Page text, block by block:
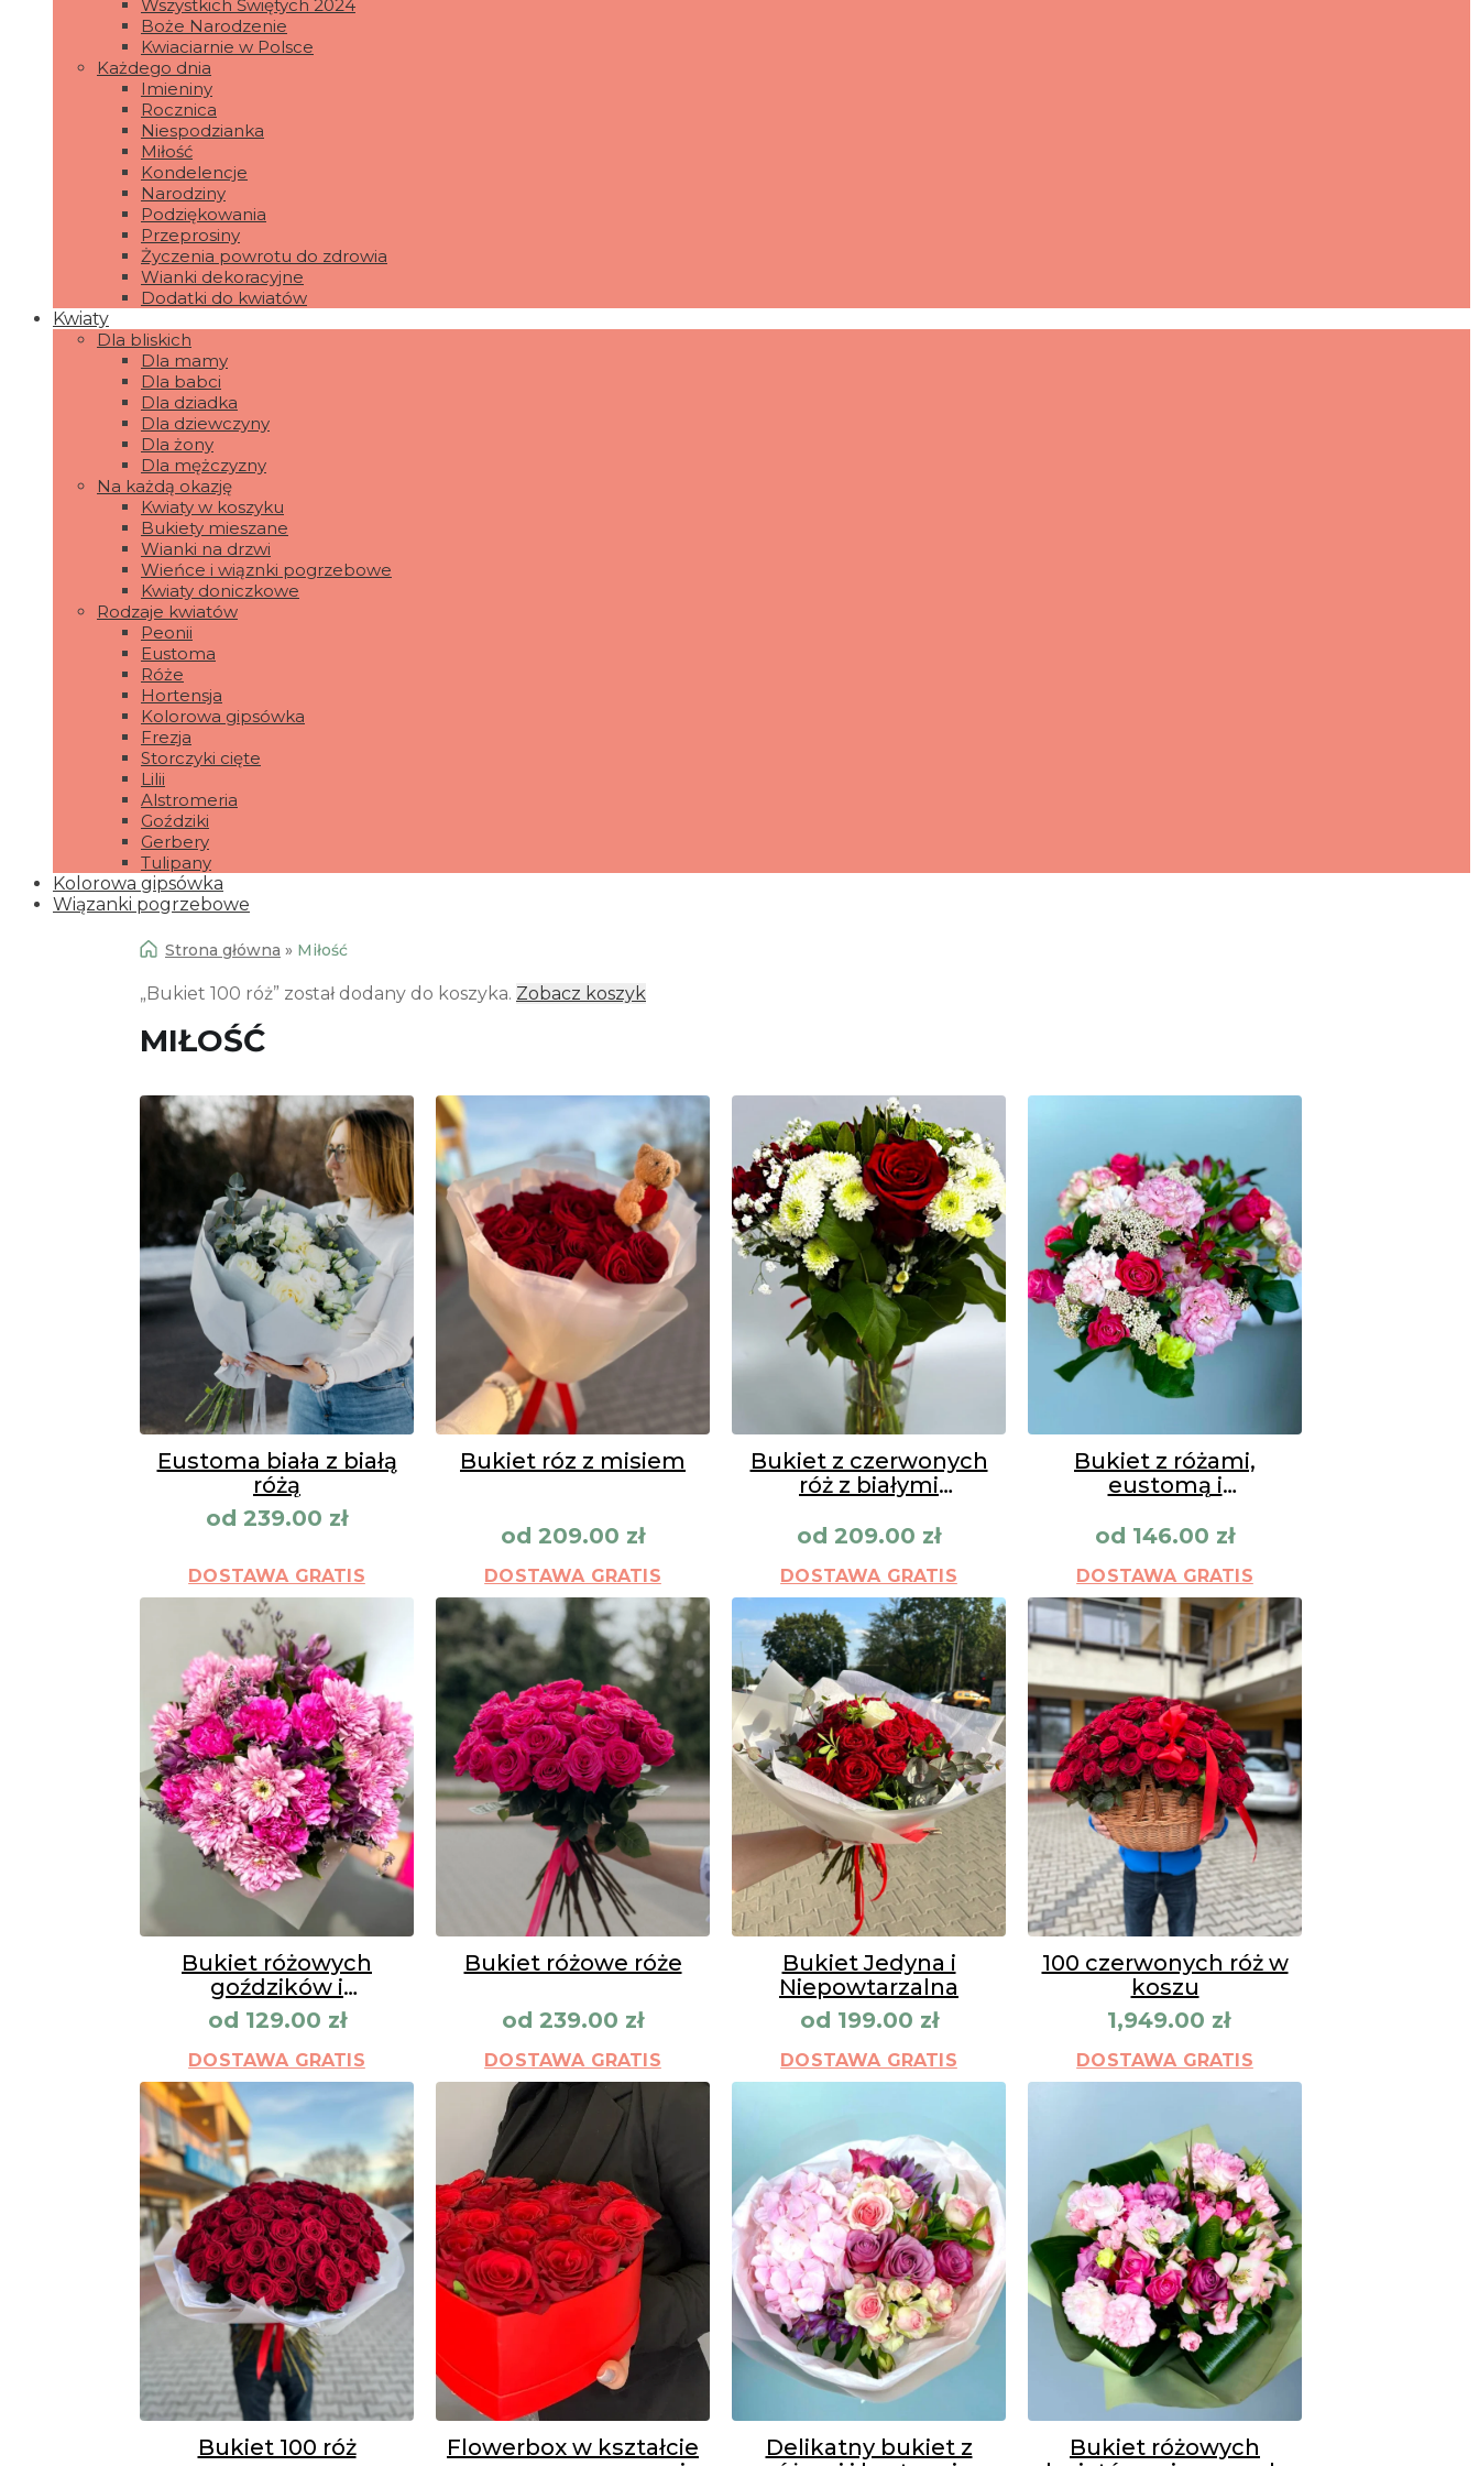
Wszystkich Świętych 2024
Boże Narodzenie
Kwiaciarnie w Polsce
Każdego dnia
Imieniny
Rocznica
Niespodzianka
Miłość
Kondelencje
Narodziny
Podziękowania
Przeprosiny
Życzenia powrotu do zdrowia
Wianki dekoracyjne
Dodatki do kwiatów
Kwiaty
Dla bliskich
Dla mamy
Dla babci
Dla dziadka
Dla dziewczyny
Dla żony
Dla mężczyzny
Na każdą okazję
Kwiaty w koszyku
Bukiety mieszane
Wianki na drzwi
Wieńce i wiąznki pogrzebowe
Kwiaty doniczkowe
Rodzaje kwiatów
Peonii
Eustoma
Róże
Hortensja
Kolorowa gipsówka
Frezja
Storczyki cięte
Lilii
Alstromeria
Goździki
Gerbery
Tulipany
Kolorowa gipsówka
Wiązanki pogrzebowe
Strona główna » Miłość
„Bukiet 100 róż” został dodany do koszyka. Zobacz koszyk
MIŁOŚĆ
Eustoma biała z białą
różą
od 239.00 zł
DOSTAWA GRATIS
Bukiet róz z misiem
od 209.00 zł
DOSTAWA GRATIS
Bukiet z czerwonych
róż z białymi
od 209.00 zł
DOSTAWA GRATIS
Bukiet z różami,
eustomą i
od 146.00 zł
DOSTAWA GRATIS
Bukiet różowych
goździków i
chryzantem
od 129.00 zł
DOSTAWA GRATIS
Bukiet różowe róże
od 239.00 zł
DOSTAWA GRATIS
Bukiet Jedyna i
Niepowtarzalna
od 199.00 zł
DOSTAWA GRATIS
100 czerwonych róż w
koszu
1,949.00 zł
DOSTAWA GRATIS
Bukiet 100 róż
Flowerbox w kształcie
Delikatny bukiet z
Bukiet różowych